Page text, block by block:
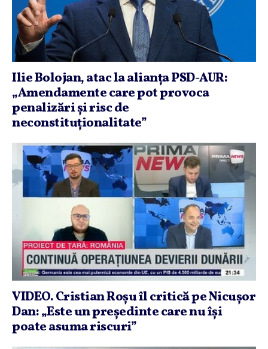
Ilie Bolojan, atac la alianţa PSD-AUR:
„Amendamente care pot provoca
penalizări şi risc de
neconstituţionalitate”
VIDEO. Cristian Roşu îl critică pe Nicuşor
Dan: „Este un preşedinte care nu îşi
poate asuma riscuri”